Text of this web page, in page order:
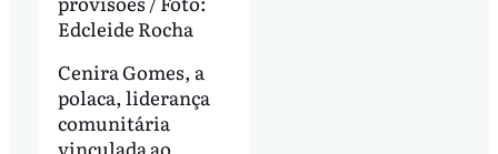
Edcleide Rocha
Cenira Gomes, a
polaca, liderança
comunitária
vinculada ao